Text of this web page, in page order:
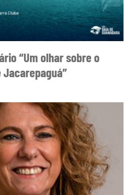
“Um olhar sobre o